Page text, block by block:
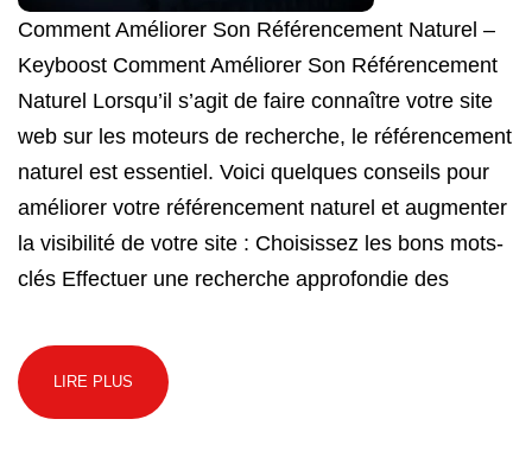
Comment Améliorer Son Référencement Naturel –
Keyboost Comment Améliorer Son Référencement
Naturel Lorsqu’il s’agit de faire connaître votre site
web sur les moteurs de recherche, le référencement
naturel est essentiel. Voici quelques conseils pour
améliorer votre référencement naturel et augmenter
la visibilité de votre site : Choisissez les bons mots-
clés Effectuer une recherche approfondie des
LIRE PLUS